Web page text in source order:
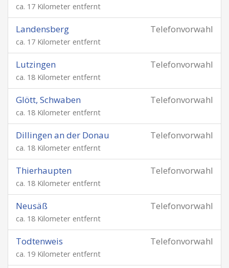
ca. 17 Kilometer entfernt
Telefonvorwahl
Landensberg
ca. 17 Kilometer entfernt
Telefonvorwahl
Lutzingen
ca. 18 Kilometer entfernt
Telefonvorwahl
Glött, Schwaben
ca. 18 Kilometer entfernt
Telefonvorwahl
Dillingen an der Donau
ca. 18 Kilometer entfernt
Telefonvorwahl
Thierhaupten
ca. 18 Kilometer entfernt
Telefonvorwahl
Neusäß
ca. 18 Kilometer entfernt
Telefonvorwahl
Todtenweis
ca. 19 Kilometer entfernt